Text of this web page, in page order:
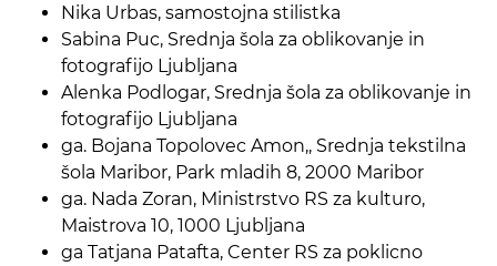
Nika Urbas, samostojna stilistka
Sabina Puc, Srednja šola za oblikovanje in
fotografijo Ljubljana
Alenka Podlogar, Srednja šola za oblikovanje in
fotografijo Ljubljana
ga. Bojana Topolovec Amon,, Srednja tekstilna
šola Maribor, Park mladih 8, 2000 Maribor
ga. Nada Zoran, Ministrstvo RS za kulturo,
Maistrova 10, 1000 Ljubljana
ga Tatjana Patafta, Center RS za poklicno